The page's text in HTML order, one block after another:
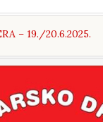
– 19./20.6.2025.